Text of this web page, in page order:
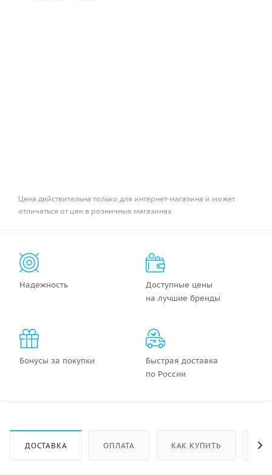
Цена действительна только для интернет-магазина и может
отличаться от цен в розничных магазинах
Надежность
Доступные цены
на лучшие бренды
Бонусы за покупки
Быстрая доставка
по России
ДОСТАВКА ОПЛАТА КАК КУПИТЬ